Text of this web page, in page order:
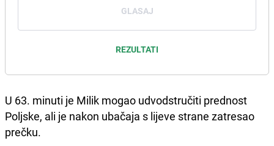
GLASAJ
REZULTATI
U 63. minuti je Milik mogao udvodstručiti prednost
Poljske, ali je nakon ubačaja s lijeve strane zatresao
prečku.